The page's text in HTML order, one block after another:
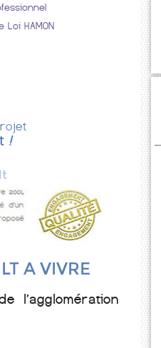
Loi HAMON
!
A VIVRE
l’agglomération